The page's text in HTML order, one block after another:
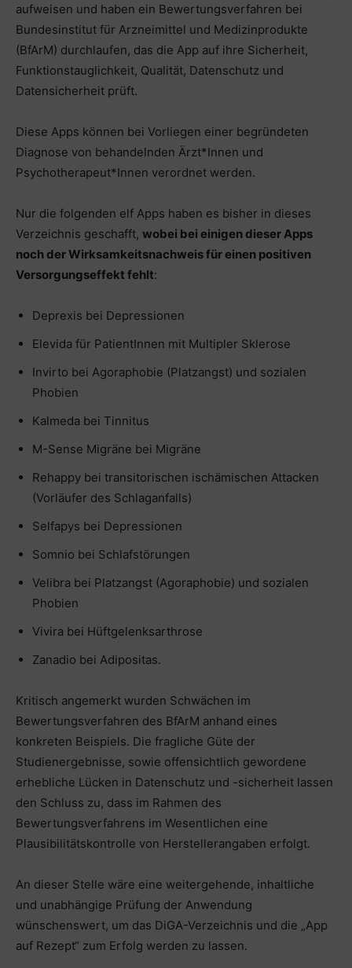
aufweisen und haben ein Bewertungsverfahren bei
Bundesinstitut für Arzneimittel und Medizinprodukte
(BfArM) durchlaufen, das die App auf ihre Sicherheit,
Funktionstauglichkeit, Qualität, Datenschutz und
Datensicherheit prüft.
Diese Apps können bei Vorliegen einer begründeten
Diagnose von behandelnden Ärzt*Innen und
Psychotherapeut*Innen verordnet werden.
Nur die folgenden elf Apps haben es bisher in dieses
Verzeichnis geschafft, wobei bei einigen dieser Apps
noch der Wirksamkeitsnachweis für einen positiven
Versorgungseffekt fehlt:
Deprexis bei Depressionen
Elevida für PatientInnen mit Multipler Sklerose
Invirto bei Agoraphobie (Platzangst) und sozialen
Phobien
Kalmeda bei Tinnitus
M-Sense Migräne bei Migräne
Rehappy bei transitorischen ischämischen Attacken
(Vorläufer des Schlaganfalls)
Selfapys bei Depressionen
Somnio bei Schlafstörungen
Velibra bei Platzangst (Agoraphobie) und sozialen
Phobien
Vivira bei Hüftgelenksarthrose
Zanadio bei Adipositas.
Kritisch angemerkt wurden Schwächen im
Bewertungsverfahren des BfArM anhand eines
konkreten Beispiels. Die fragliche Güte der
Studienergebnisse, sowie offensichtlich gewordene
erhebliche Lücken in Datenschutz und -sicherheit lassen
den Schluss zu, dass im Rahmen des
Bewertungsverfahrens im Wesentlichen eine
Plausibilitätskontrolle von Herstellerangaben erfolgt.
An dieser Stelle wäre eine weitergehende, inhaltliche
und unabhängige Prüfung der Anwendung
wünschenswert, um das DiGA-Verzeichnis und die „App
auf Rezept“ zum Erfolg werden zu lassen.